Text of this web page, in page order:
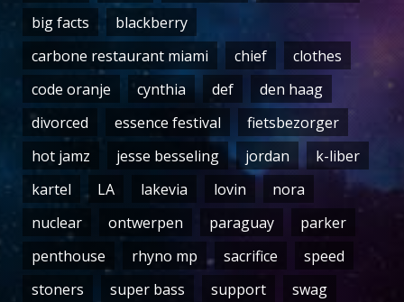
big facts
blackberry
carbone restaurant miami
chief
clothes
code oranje
cynthia def
den haag
divorced
essence festival
fietsbezorger
hot jamz
jesse besseling jordan
k-liber
kartel
LA lakevia lovin
nora
nuclear
ontwerpen paraguay
parker
penthouse
rhyno mp sacrifice
speed
stoners
super bass support swag